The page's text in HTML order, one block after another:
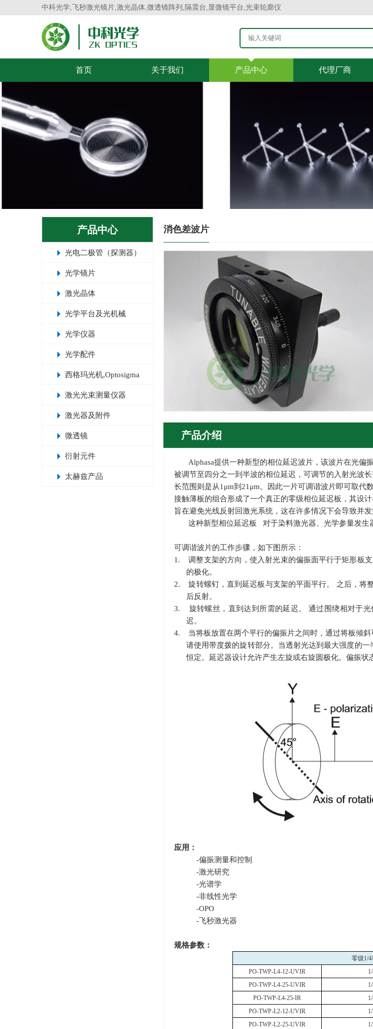
中科光学,飞秒激光镜片,激光晶体,微透镜阵列,隔震台,显微镜平台,光束轮廓仪
首页 关于我们 产品中心 代理厂商
产品中心
光电二极管（探测器）
光学镜片
激光晶体
光学平台及光机械
光学仪器
光学配件
西格玛光机,Optosigma
激光光束测量仪器
激光器及附件
微透镜
衍射元件
太赫兹产品
消色差波片
产品介绍
Alphasa提供一种新型的相位延迟波片，该波片在光偏
被调节至四分之一到半波的相位延迟，可调节的入射光波
长范围则是从1μm到21μm。因此一片可调谐波片即可取代
接触薄板的组合形成了一个真正的零级相位延迟板，其设计
旨在避免光线反射回激光系统，这在许多情况下会导致并发
这种新型相位延迟板
对于染料激光器、光学参量发生
可调谐波片的工作步骤，如下图所示：
1. 调整支架的方向，使入射光束的偏振面平行于矩形板
的极化。
2. 旋转螺钉，直到延迟板与支架的平面平行。 之后，将
后反射。
3. 旋转螺丝，直到达到所需的延迟。 通过围绕相对于光
迟。
4. 当将板放置在两个平行的偏振片之间时，通过将板倾斜
请使用带度拨的旋转部分。当透射光达到最大强度的
恒定。延迟器设计允许产生左旋或右旋圆极化。偏振状
应用：
-偏振测量和控制
-激光研究
-光谱学
-非线性光学
-OPO
-飞秒激光器
规格参数：
零级1/4
PO-TWP-L4-12-UVIR
PO-TWP-L4-25-UVIR
PO-TWP-L4-25-IR
PO-TWP-L2-12-UVIR
PO-TWP-L2-25-UVIR